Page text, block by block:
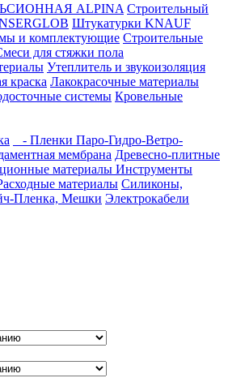
ALPINA Строительный
Штукатурки KNAUF
и комплектующие Строительные
для стяжки пола
Утеплитель и звукоизоляция
краска Лакокрасочные материалы
системы Кровельные
- Пленки Паро-Гидро-Ветро-
мембрана Древесно-плитные
материалы Инструменты
материалы Силиконы,
Пленка, Мешки Электрокабели